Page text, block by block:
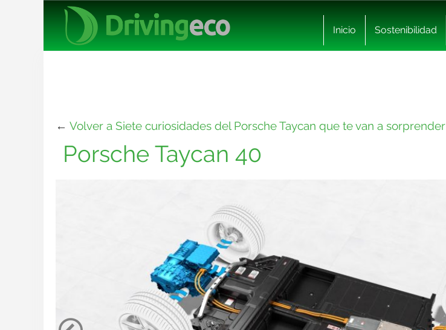
Inicio Sostenibilidad
← Volver a Siete curiosidades del Porsche Taycan que te van a sorprender
Porsche Taycan 40